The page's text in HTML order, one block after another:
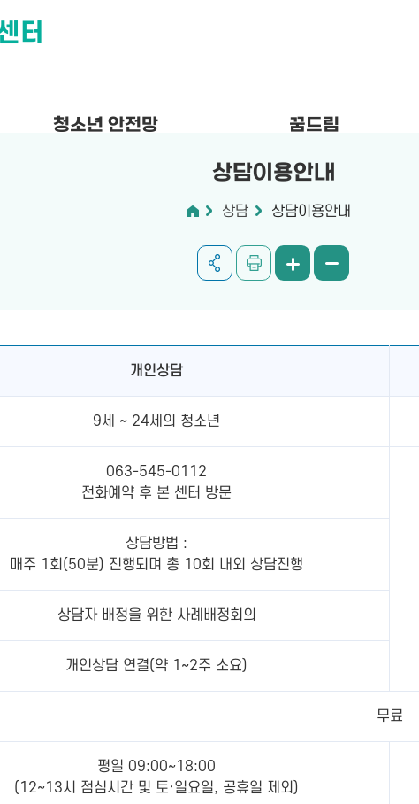
터
청소년 안전망 꿈드림
상담이용안내
상담 상담이용안내
개인상담
9세 ~ 24세의 청소년
063-545-0112
전화예약 후 본 센터 방문
상담방법 :
매주 1회(50분) 진행되며 총 10회 내외 상담진행
상담자 배정을 위한 사례배정회의
개인상담 연결(약 1~2주 소요)
무료
평일 09:00~18:00
(12~13시 점심시간 및 토·일요일, 공휴일 제외)